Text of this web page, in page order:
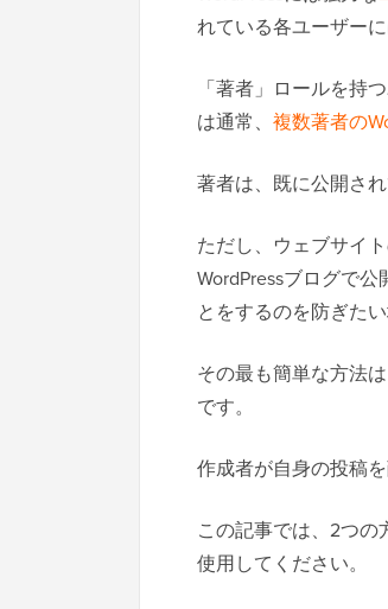
れている各ユーザー
「著者」ロールを持
は通常、 複数著者の
著者は、既に公開さ
ただし、ウェブサイ
WordPressブログで
とをするのを防ぎた
その最も簡単な方法
です。
作成者が自身の投稿
この記事では、2つ
使用してください。